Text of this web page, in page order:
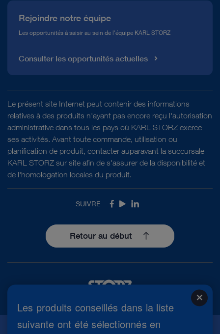
close
Les produits conseillés dans la liste
suivante ont été sélectionnés en
Rejoindre notre équipe
Les opportunités à saisir au sein de l'équipe KARL STORZ
Consulter les opportunités actuelles
Le présent site Internet peut contenir des informations
relatives à des produits n'ayant pas encore reçu l'autorisation
administrative dans tous les pays où KARL STORZ exerce
ses activités. Avant toute commande, utilisation ou
planification de produit, contacter auparavant la succursale
KARL STORZ sur site afin de s'assurer de la disponibilité et
de l'homologation locales du produit.
SUIVRE Facebook
YoutubeLinkedIn
Retour au début